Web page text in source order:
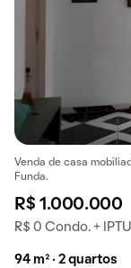
Venda de casa
Funda.
R$ 1.000.000
R$ 0 Condo. + IPTU
94 m² · 2 quartos